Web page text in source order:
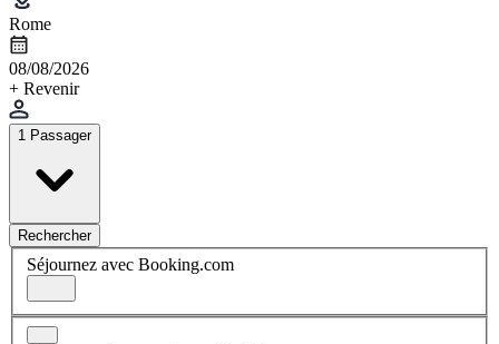
Rome
08/08/2026
+ Revenir
1 Passager
Rechercher
Séjournez avec Booking.com